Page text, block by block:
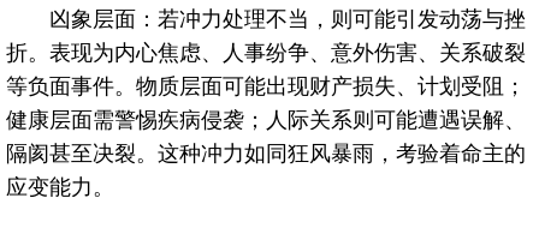
凶象层面：若冲力处理不当，则可能引发动荡与挫
折。表现为内心焦虑、人事纷争、意外伤害、关系破裂
等负面事件。物质层面可能出现财产损失、计划受阻；
健康层面需警惕疾病侵袭；人际关系则可能遭遇误解、
隔阂甚至决裂。这种冲力如同狂风暴雨，考验着命主的
应变能力。